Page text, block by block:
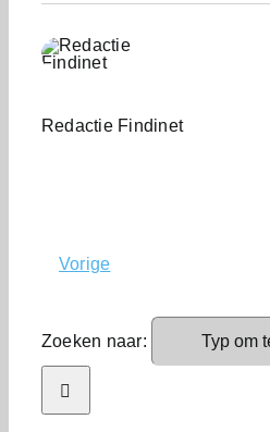
Redactie Findinet
Vorige
Zoeken naar: